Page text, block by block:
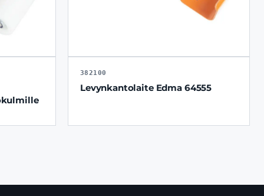
382100
Levynkantolaite Edma 64555